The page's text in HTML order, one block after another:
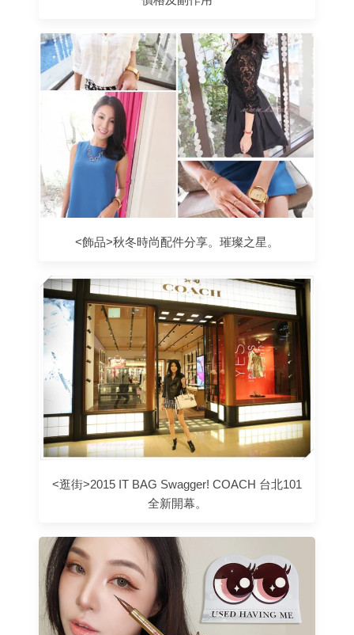
<飾品>秋冬時尚配件分享。璀璨之星。
<逛街>2015 IT BAG Swagger! COACH 台北101
全新開幕。